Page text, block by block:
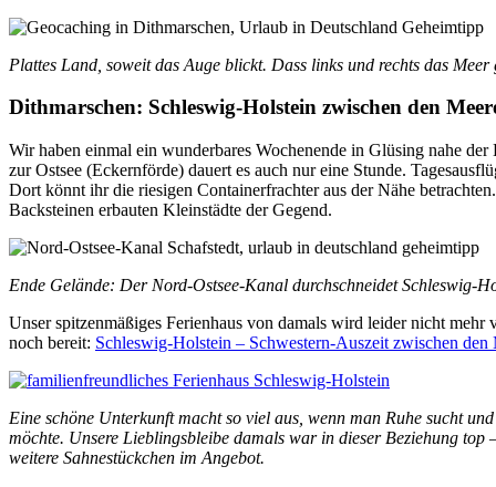
Plattes Land, soweit das Auge blickt. Dass links und rechts das
Dithmarschen: Schleswig-Holstein zwischen den
Wir haben einmal ein wunderbares Wochenende in Glüsing nahe
zur Ostsee (Eckernförde) dauert es auch nur eine Stunde.
Dort könnt ihr die riesigen Containerfrachter aus der Nähe
Backsteinen erbauten Kleinstädte der Gegend.
Ende Gelände: Der Nord-Ostsee-Kanal durchschneidet Schleswig-
Unser spitzenmäßiges Ferienhaus von damals wird leider nicht
noch bereit: Schleswig-Holstein – Schwestern-Auszeit zwischen den
Eine schöne Unterkunft macht so viel aus, wenn man Ruhe sucht
möchte. Unsere Lieblingsbleibe damals war in dieser Beziehung
weitere Sahnestückchen im Angebot.